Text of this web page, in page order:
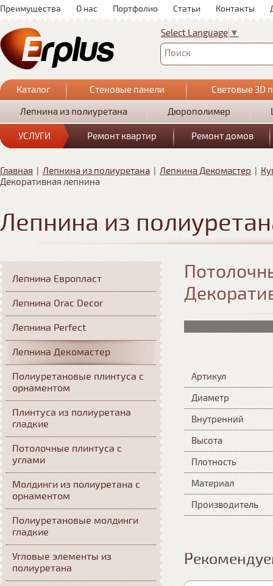
Преимущества О нас Портфолио Статьи Контакты
Select Language ▼
Поиск
Каталог Стеновые панели
Световые 3D
Лепнина из полиуретана
Дюрополимер
УСЛУГИ Ремонт квартир Ремонт домов
Главная | Лепнина из полиуретана | Лепнина Декомастер |
Декоративная лепнина
Лепнина из
Артикул
Диаметр
Внутренний
Высота
Плотность
Материал
Производитель
Лепнина Европласт
Лепнина Orac Decor
Лепнина Perfect
Лепнина Декомастер
Полиуретановые плинтуса с
орнаментом
Плинтуса из полиуретана
гладкие
Потолочные плинтуса с
углами
Молдинги из полиуретана с
орнаментом
Полиуретановые молдинги
гладкие
Угловые элементы из
полиуретана